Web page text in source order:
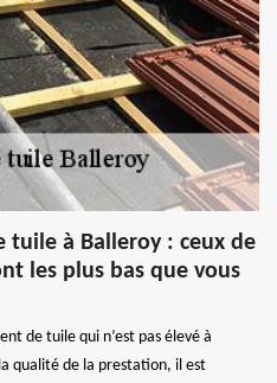
tuile à Balleroy : ceux de
les plus bas que vous
de tuile qui n’est pas élevé à
qualité de la prestation, il est